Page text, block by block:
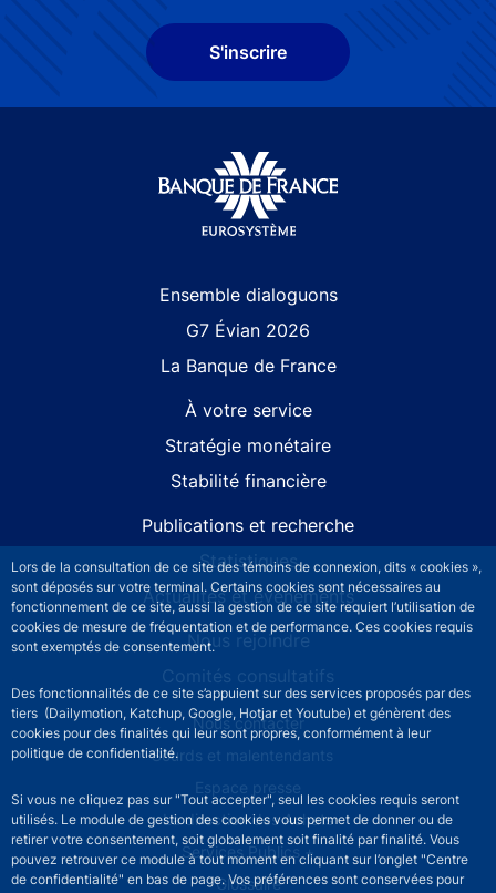
Lors de la consultation de ce site des témoins de connexion, dits « cookies »,
sont déposés sur votre terminal. Certains cookies sont nécessaires au
fonctionnement de ce site, aussi la gestion de ce site requiert l’utilisation de
cookies de mesure de fréquentation et de performance. Ces cookies requis
sont exemptés de consentement.
Des fonctionnalités de ce site s’appuient sur des services proposés par des
tiers (Dailymotion, Katchup, Google, Hotjar et Youtube) et génèrent des
cookies pour des finalités qui leur sont propres, conformément à leur
politique de confidentialité.
Si vous ne cliquez pas sur "Tout accepter", seul les cookies requis seront
utilisés. Le module de gestion des cookies vous permet de donner ou de
retirer votre consentement, soit globalement soit finalité par finalité. Vous
pouvez retrouver ce module à tout moment en cliquant sur l’onglet "Centre
de confidentialité" en bas de page. Vos préférences sont conservées pour
S'inscrire
Ensemble dialoguons
G7 Évian 2026
La Banque de France
À votre service
Stratégie monétaire
Stabilité financière
Publications et recherche
Statistiques
Actualités et événements
Nous rejoindre
Comités consultatifs
Footer secondary menuNous contacter
Sourds et malentendants
Espace presse
La direction des Achats
Services Publics +
Glossaire